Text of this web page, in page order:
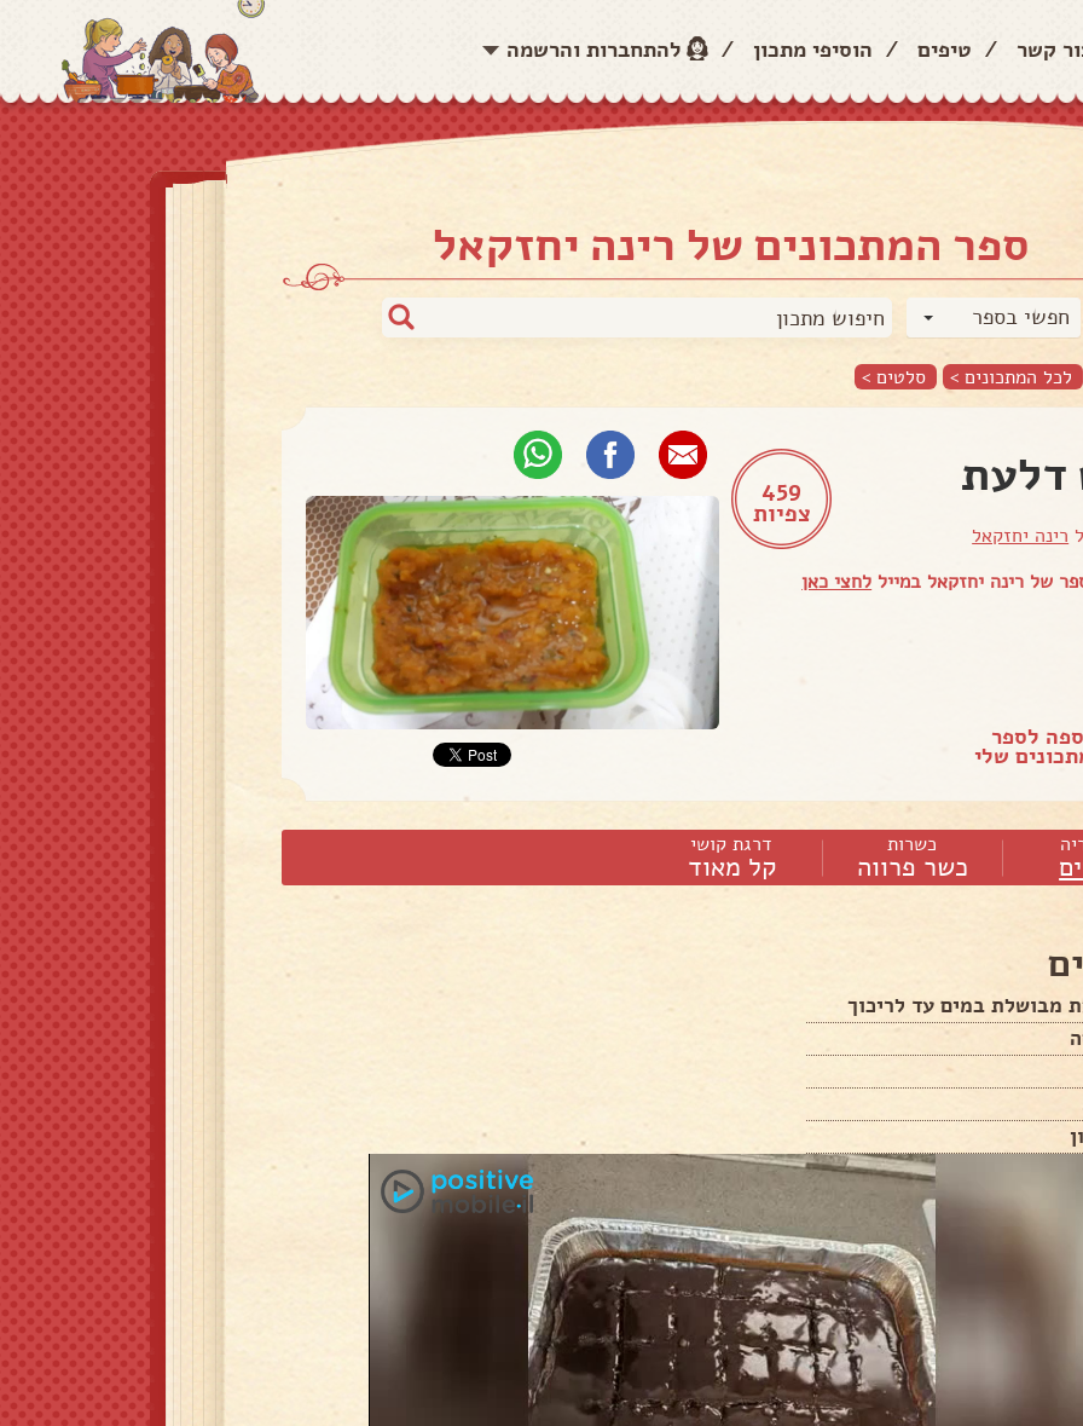
קשר / טיפים / הוסיפי מתכון / להתחברות והרשמה
ספר המתכונים של רינה יחזקאל
חפשי בספר
לכל המתכונים > סלטים >
459
צפיות
דלעת
רינה יחזקאל
של רינה יחזקאל במייל לחצי כאן
לספר
שלי
כשרות
כשר פרווה
דרגת קושי
קל מאוד
מבושלת במים עד לריכוך